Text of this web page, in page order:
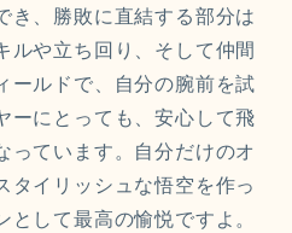
き、勝敗に直結する部分は
ルや立ち回り、そして仲間
ールドで、自分の腕前を試
ーにとっても、安心して飛
っています。自分だけのオ
タイリッシュな悟空を作っ
して最高の愉悦ですよ。